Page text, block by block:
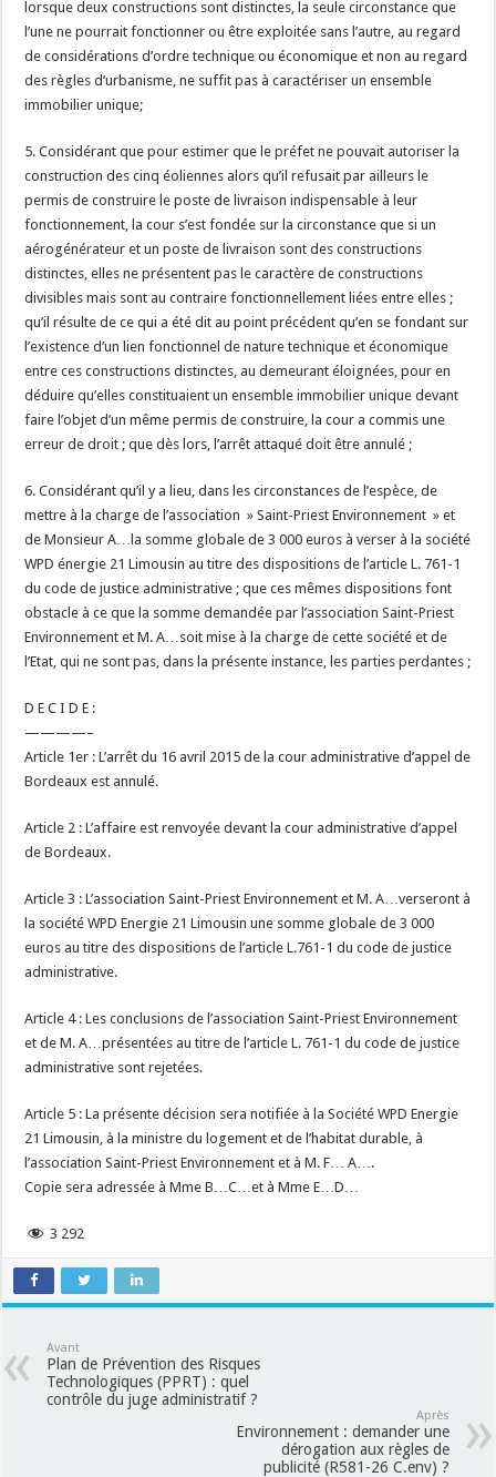
lorsque deux constructions sont distinctes, la seule circonstance que
l’une ne pourrait fonctionner ou être exploitée sans l’autre, au regard
de considérations d’ordre technique ou économique et non au regard
des règles d’urbanisme, ne suffit pas à caractériser un ensemble
immobilier unique;
5. Considérant que pour estimer que le préfet ne pouvait autoriser la
construction des cinq éoliennes alors qu’il refusait par ailleurs le
permis de construire le poste de livraison indispensable à leur
fonctionnement, la cour s’est fondée sur la circonstance que si un
aérogénérateur et un poste de livraison sont des constructions
distinctes, elles ne présentent pas le caractère de constructions
divisibles mais sont au contraire fonctionnellement liées entre elles ;
qu’il résulte de ce qui a été dit au point précédent qu’en se fondant sur
l’existence d’un lien fonctionnel de nature technique et économique
entre ces constructions distinctes, au demeurant éloignées, pour en
déduire qu’elles constituaient un ensemble immobilier unique devant
faire l’objet d’un même permis de construire, la cour a commis une
erreur de droit ; que dès lors, l’arrêt attaqué doit être annulé ;
6. Considérant qu’il y a lieu, dans les circonstances de l’espèce, de
mettre à la charge de l’association » Saint-Priest Environnement » et
de Monsieur A…la somme globale de 3 000 euros à verser à la société
WPD énergie 21 Limousin au titre des dispositions de l’article L. 761-1
du code de justice administrative ; que ces mêmes dispositions font
obstacle à ce que la somme demandée par l’association Saint-Priest
Environnement et M. A…soit mise à la charge de cette société et de
l’Etat, qui ne sont pas, dans la présente instance, les parties perdantes ;
D E C I D E :
————–
Article 1er : L’arrêt du 16 avril 2015 de la cour administrative d’appel de
Bordeaux est annulé.
Article 2 : L’affaire est renvoyée devant la cour administrative d’appel
de Bordeaux.
Article 3 : L’association Saint-Priest Environnement et M. A…verseront à
la société WPD Energie 21 Limousin une somme globale de 3 000
euros au titre des dispositions de l’article L.761-1 du code de justice
administrative.
Article 4 : Les conclusions de l’association Saint-Priest Environnement
et de M. A…présentées au titre de l’article L. 761-1 du code de justice
administrative sont rejetées.
Article 5 : La présente décision sera notifiée à la Société WPD Energie
21 Limousin, à la ministre du logement et de l’habitat durable, à
l’association Saint-Priest Environnement et à M. F… A….
Copie sera adressée à Mme B…C…et à Mme E…D…
3 292
Avant
Plan de Prévention des Risques
Technologiques (PPRT) : quel
contrôle du juge administratif ?
Après
Environnement : demander une
dérogation aux règles de
publicité (R581-26 C.env) ?